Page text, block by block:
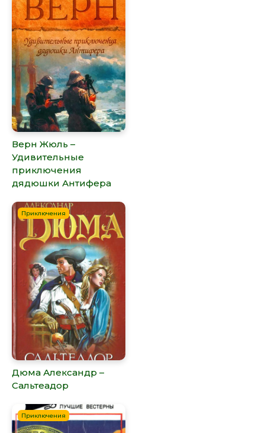
Верн Жюль –
Удивительные
приключения
дядюшки Антифера
Приключения
Дюма Александр –
Сальтеадор
Приключения